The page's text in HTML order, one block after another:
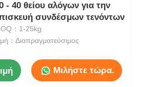
- 40 θείου αλόγων για την
συνδέσμων τενόντων
：1-25kg
：Διαπραγματεύσιμος
Μιλήστε τώρα.